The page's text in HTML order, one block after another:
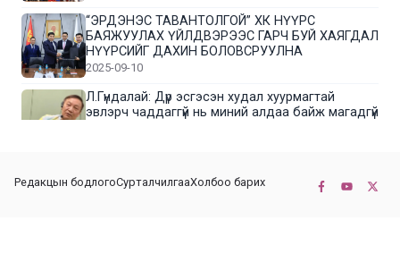
“ЭРДЭНЭС ТАВАНТОЛГОЙ” ХК НҮҮРС
БАЯЖУУЛАХ ҮЙЛДВЭРЭЭС ГАРЧ БУЙ ХАЯГДАЛ
НҮҮРСИЙГ ДАХИН БОЛОВСРУУЛНА
2025-09-10
Л.Гүндалай: Дүр эсгэсэн худал хуурмагтай
эвлэрч чаддаггүй нь миний алдаа байж магадгүй
БАГИЙН ИРГЭДИЙН ТӨЛӨӨЛӨЛ НҮҮРС
Редакцын бодлогоСурталчилгааХолбоо барих